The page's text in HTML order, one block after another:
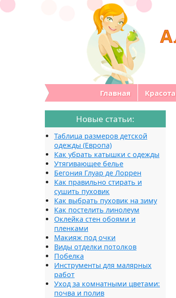
Главная Красота
Новые статьи:
Таблица размеров детской
одежды (Европа)
Как убрать катышки с одежды
Утягивающее белье
Бегония Глуар де Лоррен
Как правильно стирать и
сушить пуховик
Как выбрать пуховик на зиму
Как постелить линолеум
Оклейка стен обоями и
пленками
Макияж под очки
Виды отделки потолков
Побелка
Инструменты для малярных
работ
Уход за комнатными цветами:
почва и полив